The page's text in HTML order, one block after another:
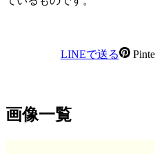
LINEで送る
画像一覧